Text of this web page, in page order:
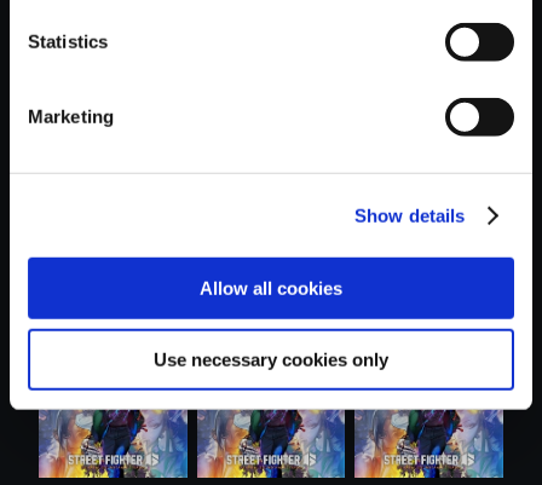
Statistics
Marketing
Show details
Allow all cookies
Use necessary cookies only
【単曲】Street
CAPCOMロゴパー
カー(オールカ....
【単曲】Street